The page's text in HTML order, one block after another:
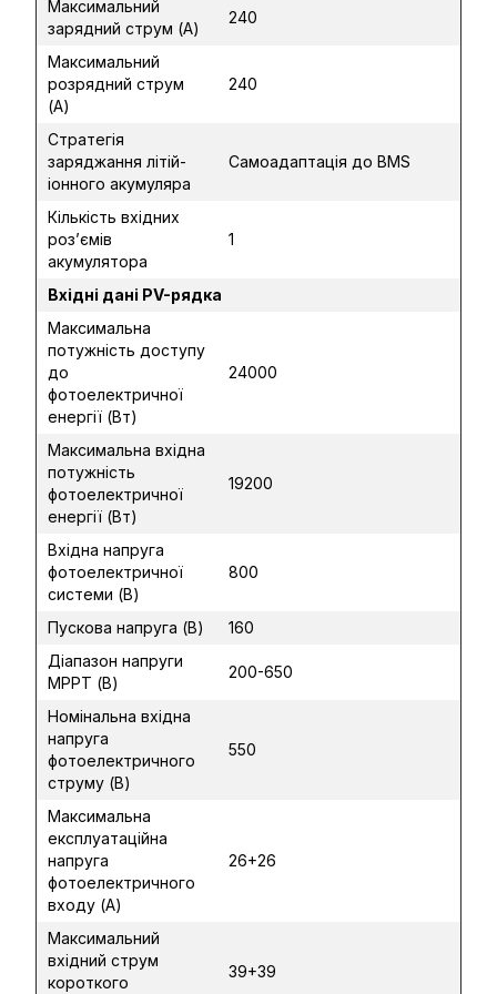
Максимальний
зарядний струм (А)
240
Максимальний
розрядний струм
(А)
240
Стратегія
заряджання літій-
іонного акумуляра
Самоадаптація до BMS
Кількість вхідних
роз’ємів
акумулятора
1
Вхідні дані PV-рядка
Максимальна
потужність доступу
до
фотоелектричної
енергії (Вт)
24000
Максимальна вхідна
потужність
фотоелектричної
енергії (Вт)
19200
Вхідна напруга
фотоелектричної
системи (В)
800
Пускова напруга (В)
160
Діапазон напруги
MPPT (В)
200-650
Номінальна вхідна
напруга
фотоелектричного
струму (В)
550
Максимальна
експлуатаційна
напруга
фотоелектричного
входу (А)
26+26
Максимальний
вхідний струм
короткого
39+39